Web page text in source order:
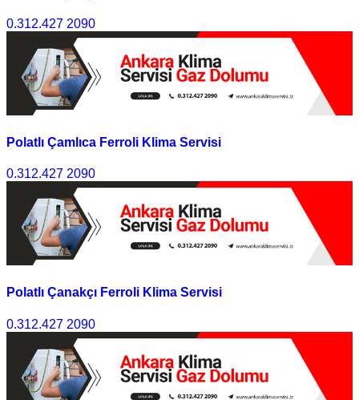
0.312.427 2090
Polatlı Çamlıca Ferroli Klima Servisi
0.312.427 2090
Polatlı Çanakçı Ferroli Klima Servisi
0.312.427 2090